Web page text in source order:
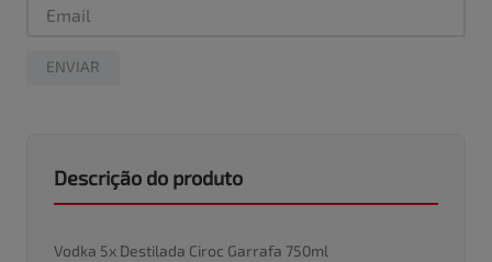
ENVIAR
Descrição do produto
Vodka 5x Destilada Ciroc Garrafa 750ml